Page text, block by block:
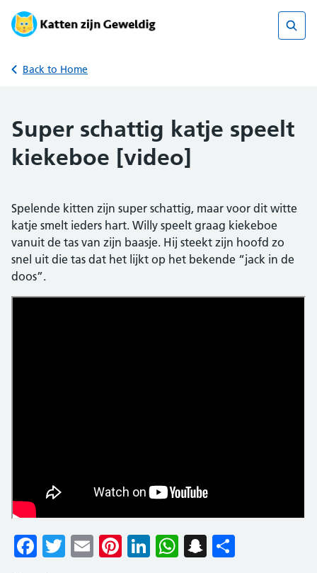
Skip
Back to Home
Super schattig katje speelt
kiekeboe [video]
Spelende kitten zijn super schattig, maar voor dit witte
katje smelt ieders hart. Willy speelt graag kiekeboe
vanuit de tas van zijn baasje. Hij steekt zijn hoofd zo
snel uit die tas dat het lijkt op het bekende “jack in de
doos”.
Facebook
Twitter
EmailPinterest
LinkedIn
WhatsApp
Snapchat